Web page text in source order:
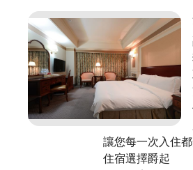
讓您每一次入住
住宿選擇爵起